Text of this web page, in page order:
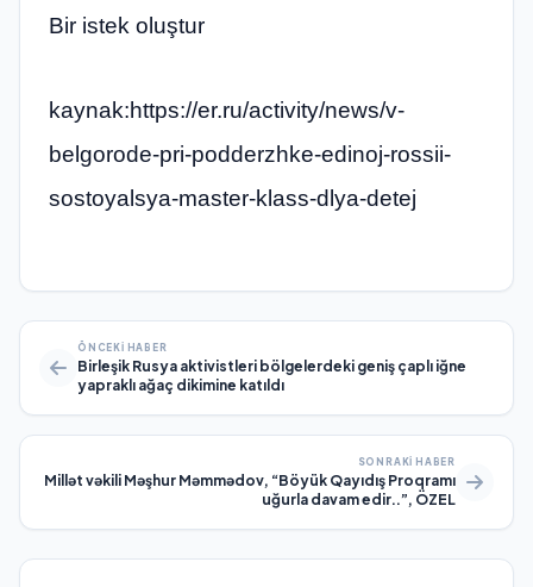
Bir istek oluştur
kaynak:https://er.ru/activity/news/v-
belgorode-pri-podderzhke-edinoj-rossii-
sostoyalsya-master-klass-dlya-detej
ÖNCEKI HABER
Birleşik Rusya aktivistleri bölgelerdeki geniş çaplı iğne
yapraklı ağaç dikimine katıldı
SONRAKI HABER
Millət vəkili Məşhur Məmmədov, “Böyük Qayıdış Proqramı
uğurla davam edir..”, ÖZEL